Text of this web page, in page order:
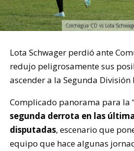
Colchagua CD vs Lota
Lota Schwager perdió ante
redujo peligrosamente sus
ascender a la Segunda
Complicado panorama para la
segunda derrota en las
disputadas, escenario que
equipo que hace algunas